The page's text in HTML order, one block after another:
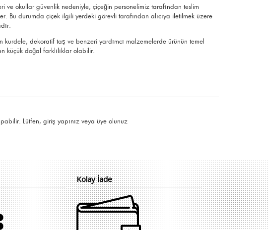
ve okullar güvenlik nedeniyle, çiçeğin personelimiz tarafından teslim
Bu durumda çiçek ilgili yerdeki görevli tarafından alıcıya iletilmek üzere
kurdele, dekoratif taş ve benzeri yardımcı malzemelerde ürünün temel
küçük doğal farklılıklar olabilir.
Lütfen,giriş yapınız veya üye olunuz
Kolay İade